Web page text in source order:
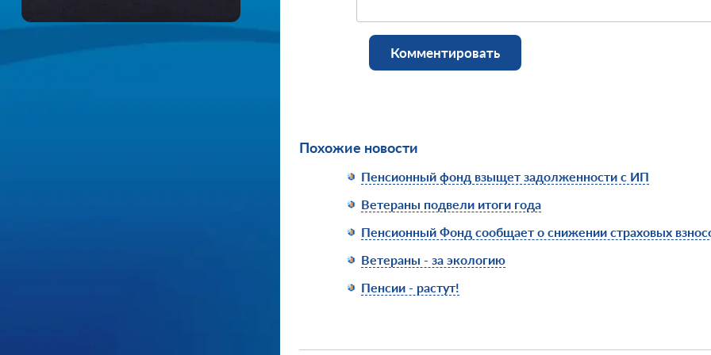
Комментировать
Похожие новости
Пенсионный фонд взыщет задолженности с ИП
Ветераны подвели итоги года
Пенсионный Фонд сообщает о снижении страховых
Ветераны - за экологию
Пенсии - растут!